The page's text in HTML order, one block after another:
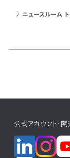
ニュースルーム
公式アカウント・関